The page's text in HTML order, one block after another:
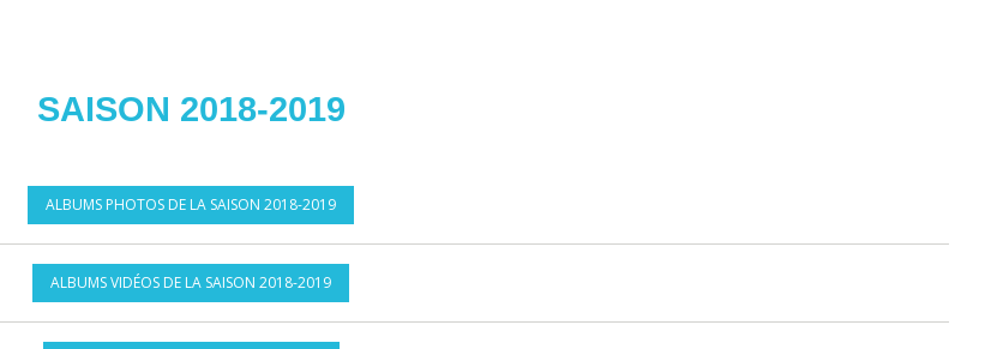
SAISON 2018-2019
ALBUMS PHOTOS DE LA SAISON 2018-2019
ALBUMS VIDÉOS DE LA SAISON 2018-2019